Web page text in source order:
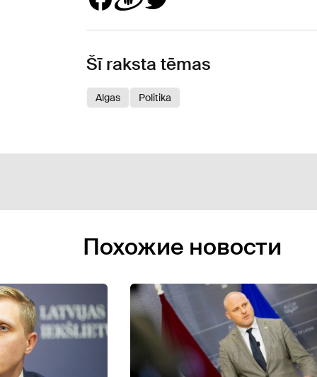
Šī raksta tēmas
Algas Politika
Похожие новости